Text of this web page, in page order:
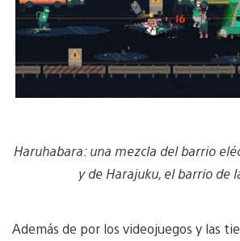
Haruhabara: una mezcla del barrio
y de Harajuku, el barrio de
Además de por los videojuegos y las